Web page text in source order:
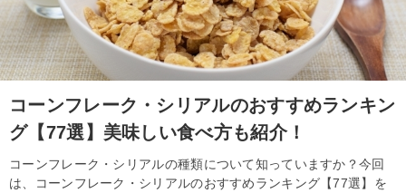
コーンフレーク・シリアルのおすすめランキン
グ【77選】美味しい食べ方も紹介！
コーンフレーク・シリアルの種類について知っていますか？今回
は、コーンフレーク・シリアルのおすすめランキング【77選】を